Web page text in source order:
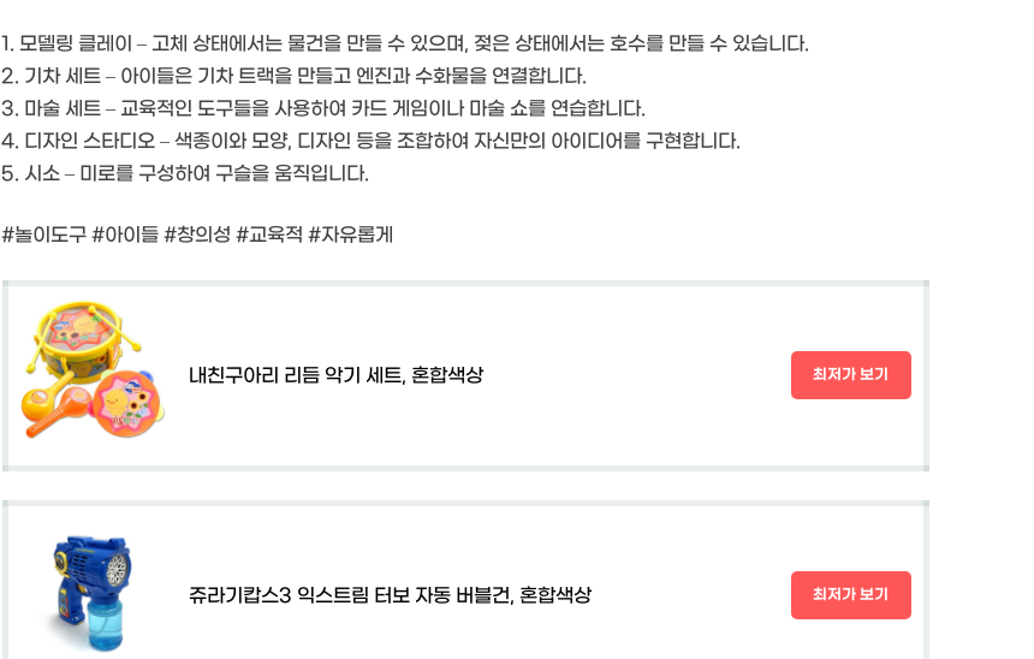
1. 모델링 클레이 – 고체 상태에서는 물건을 만들 수 있으며, 젖은 상태에서는 호수를 만들 수 있습니다.
2. 기차 세트 – 아이들은 기차 트랙을 만들고 엔진과 수화물을 연결합니다.
3. 마술 세트 – 교육적인 도구들을 사용하여 카드 게임이나 마술 쇼를 연습합니다.
4. 디자인 스타디오 – 색종이와 모양, 디자인 등을 조합하여 자신만의 아이디어를 구현합니다.
5. 시소 – 미로를 구성하여 구슬을 움직입니다.
#놀이도구 #아이들 #창의성 #교육적 #자유롭게
내친구아리 리듬 악기 세트, 혼합색상 최저가 보기
쥬라기캅스3 익스트림 터보 자동 버블건, 혼합색상 최저가 보기